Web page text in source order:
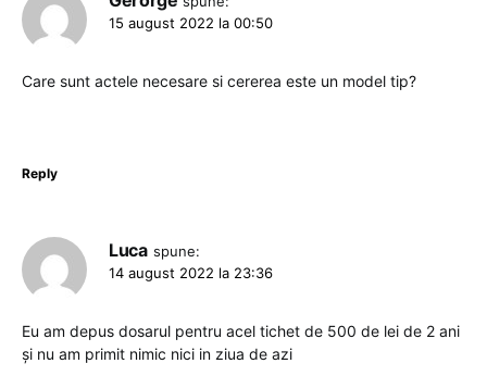
15 august 2022 la 00:50
Care sunt actele necesare si cererea este un model tip?
Reply
Luca spune:
14 august 2022 la 23:36
Eu am depus dosarul pentru acel tichet de 500 de lei de 2 ani
și nu am primit nimic nici in ziua de azi